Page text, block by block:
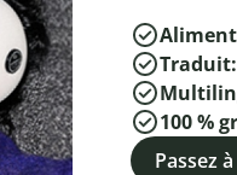
Traduit:
100 %
Passez